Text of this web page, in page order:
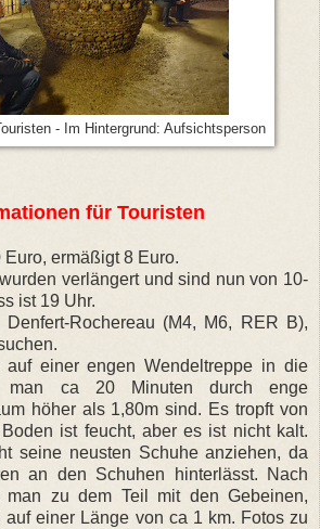
- Im Hintergrund: Aufsichtsperson
für Touristen
Euro, ermäßigt 8 Euro.
verlängert und sind nun von 10-
ist 19 Uhr.
Rochereau (M4, M6, RER B),
auf einer engen Wendeltreppe in die
man ca 20 Minuten durch enge
höher als 1,80m sind. Es tropft von
ist feucht, aber es ist nicht kalt.
seine neusten Schuhe anziehen, da
an den Schuhen hinterlässt. Nach
man zu dem Teil mit den Gebeinen,
auf einer Länge von ca 1 km. Fotos zu